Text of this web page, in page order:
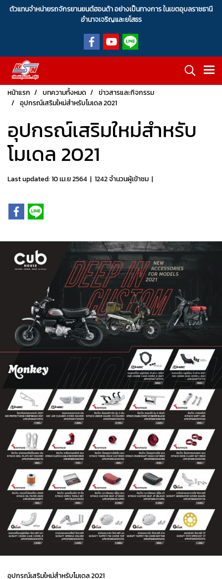
ตัวแทนจำหน่ายรถจักรยานยนต์ฮอนด้า อย่างเป็นทางการ ในเขตอุบลราชธานี
อำนาจเจริญและยโสธร
หน้าแรก บทความทั้งหมด
ข่าวสารและกิจกรรม
อุปกรณ์เสริมใหม่สําหรับโมเดล 2021
อุปกรณ์เสริมใหม่สําหรับ
โมเดล 2021
Last updated: 10 เม.ย 2564 | 1242 จำนวนผู้เข้าชม |
อุปกรณ์เสริมใหม่สําหรับโมเดล 2021